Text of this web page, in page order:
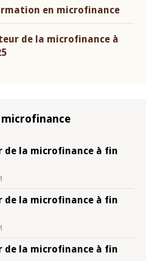
en microfinance
de la microfinance à
de la microfinance à fin
de la microfinance à fin
de la microfinance à fin